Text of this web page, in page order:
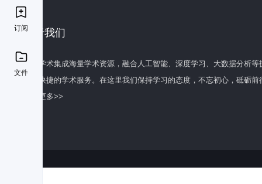
订阅
文件
关于我们
百度学术集成海量学术资源，融合人工智能、深度学习、大数据分析
全面快捷的学术服务。在这里我们保持学习的态度，不忘初心，砥砺前
了解更多>>